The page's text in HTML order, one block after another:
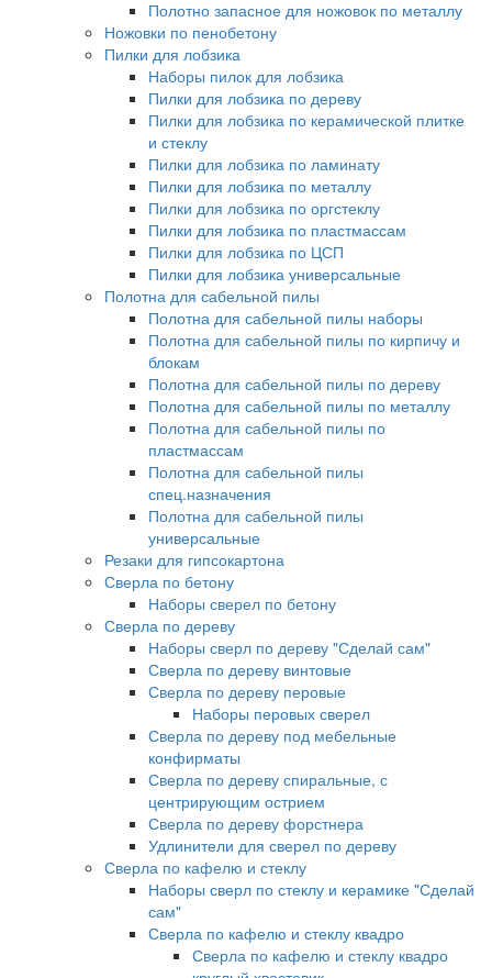
Полотно запасное для ножовок по металлу
Ножовки по пенобетону
Пилки для лобзика
Наборы пилок для лобзика
Пилки для лобзика по дереву
Пилки для лобзика по керамической плитке
и стеклу
Пилки для лобзика по ламинату
Пилки для лобзика по металлу
Пилки для лобзика по оргстеклу
Пилки для лобзика по пластмассам
Пилки для лобзика по ЦСП
Пилки для лобзика универсальные
Полотна для сабельной пилы
Полотна для сабельной пилы наборы
Полотна для сабельной пилы по кирпичу и
блокам
Полотна для сабельной пилы по дереву
Полотна для сабельной пилы по металлу
Полотна для сабельной пилы по
пластмассам
Полотна для сабельной пилы
спец.назначения
Полотна для сабельной пилы
универсальные
Резаки для гипсокартона
Сверла по бетону
Наборы сверел по бетону
Сверла по дереву
Наборы сверл по дереву "Сделай сам"
Сверла по дереву винтовые
Сверла по дереву перовые
Наборы перовых сверел
Сверла по дереву под мебельные
конфирматы
Сверла по дереву спиральные, с
центрирующим острием
Сверла по дереву форстнера
Удлинители для сверел по дереву
Сверла по кафелю и стеклу
Наборы сверл по стеклу и керамике "Сделай
сам"
Сверла по кафелю и стеклу квадро
Сверла по кафелю и стеклу квадро